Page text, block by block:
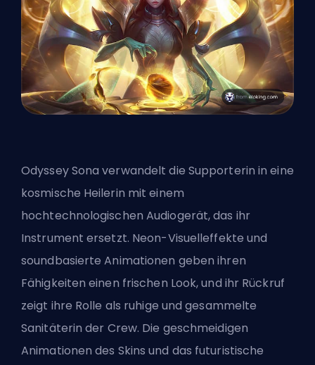
Odyssey Sona verwandelt die Supporterin in eine
kosmische Heilerin mit einem
hochtechnologischen Audiogerät, das ihr
Instrument ersetzt. Neon-Visuelleffekte und
soundbasierte Animationen geben ihren
Fähigkeiten einen frischen Look, und ihr Rückruf
zeigt ihre Rolle als ruhige und gesammelte
Sanitäterin der Crew. Die geschmeidigen
Animationen des Skins und das futuristische